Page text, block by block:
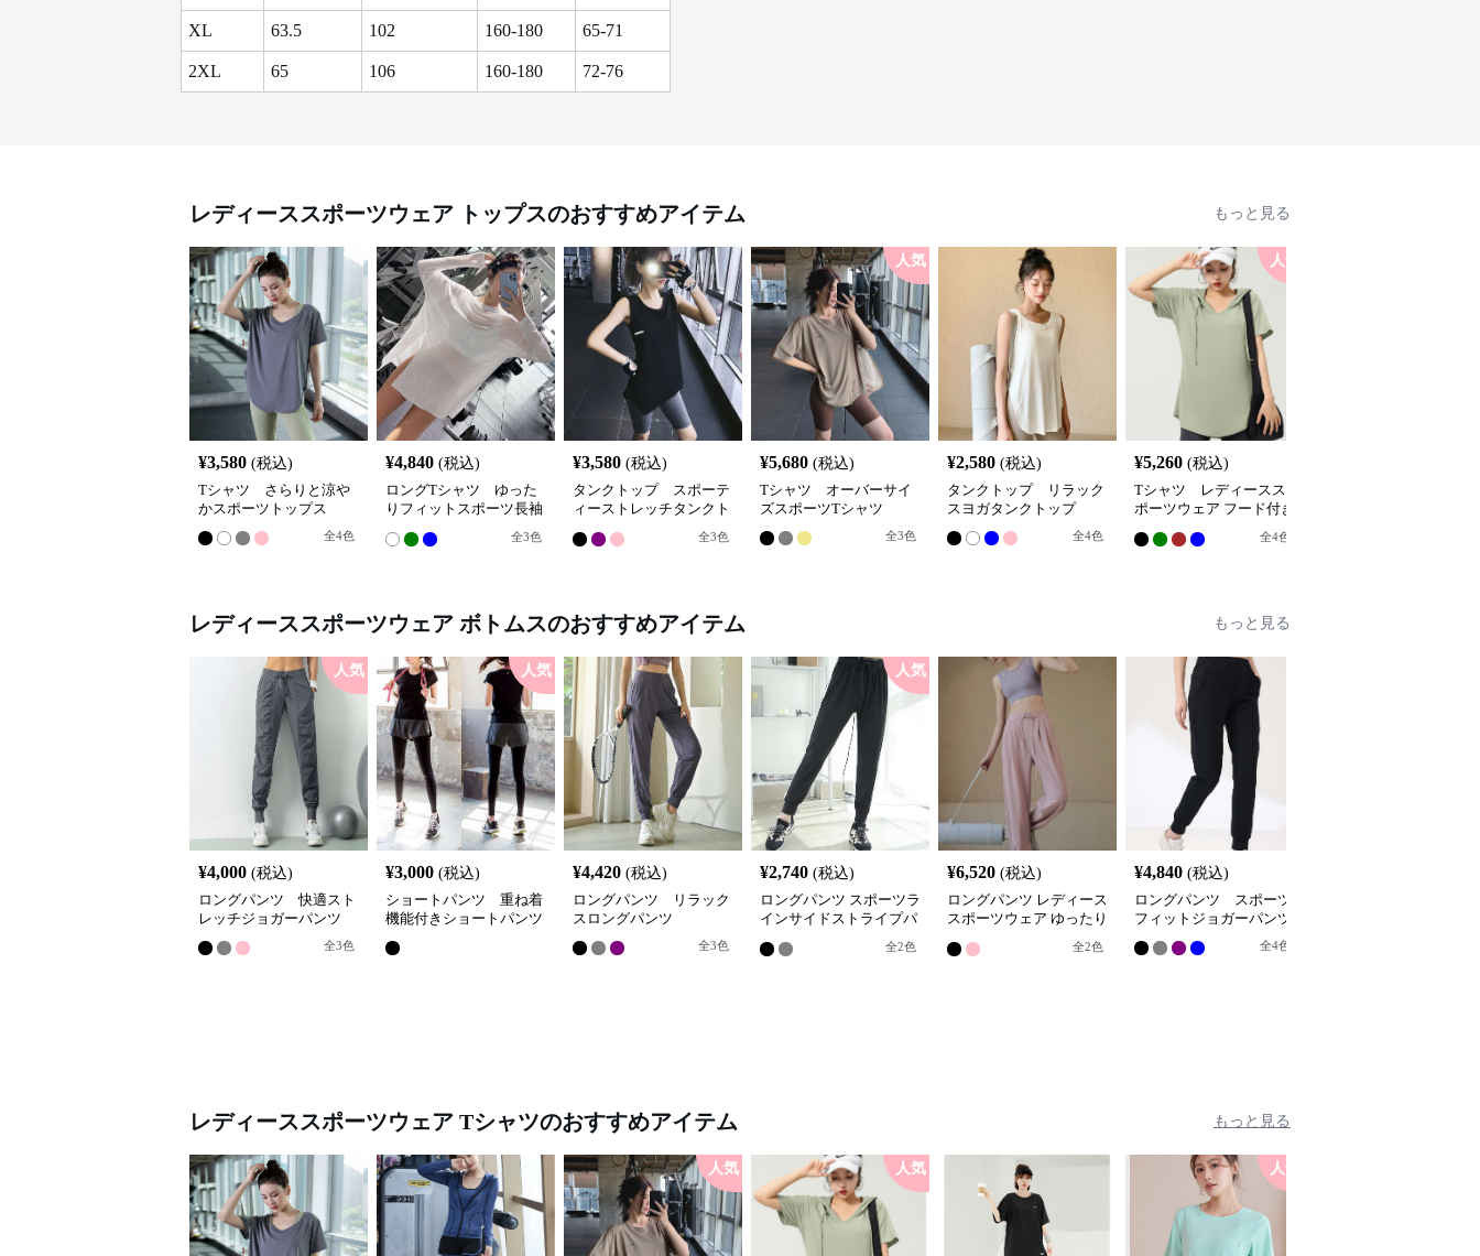
XL 63.5 102 160-180 65-71
2XL 65 106 160-180 72-76
レディーススポーツウェア トップスのおすすめアイテム もっと見る
¥3,580 (税込)
Tシャツ さらりと涼や
かスポーツトップス
全4色
¥4,840 (税込)
ロングTシャツ ゆった
りフィットスポーツ長袖
全3色
¥3,580 (税込)
タンクトップ スポーテ
ィーストレッチタンクト
全3色
人気
¥5,680 (税込)
Tシャツ オーバーサイ
ズスポーツTシャツ
全3色
¥2,580 (税込)
タンクトップ リラック
スヨガタンクトップ
全4色
人気
¥5,260 (税込)
Tシャツ レディースス
ポーツウェア フード付き
リラックスチュニック
全4色
レディーススポーツウェア ボトムスのおすすめアイテム もっと見る
人気
¥4,000 (税込)
ロングパンツ 快適スト
レッチジョガーパンツ
全3色
人気
¥3,000 (税込)
ショートパンツ 重ね着
機能付きショートパンツ
¥4,420 (税込)
ロングパンツ リラック
スロングパンツ
全3色
人気
¥2,740 (税込)
ロングパンツ スポーツラ
インサイドストライプパ
全2色
¥6,520 (税込)
ロングパンツ レディース
スポーツウェア ゆったり
全2色
¥4,840 (税込)
ロングパンツ スポーツ
フィットジョガーパンツ
全4色
レディーススポーツウェア Tシャツのおすすめアイテム もっと見る
人気 人気 人気